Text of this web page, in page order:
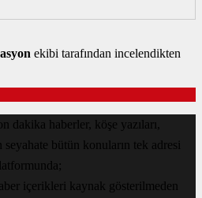
ekibi tarafından incelendikten
dakika haberler, köşe yazıları,
bütün konuların tek adresi
içerikleri kaynak gösterilmeden